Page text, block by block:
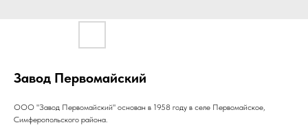
Завод Первомайский
ООО "Завод Первомайский" основан в 1958 году в селе Первомайское,
Симферопольского района.